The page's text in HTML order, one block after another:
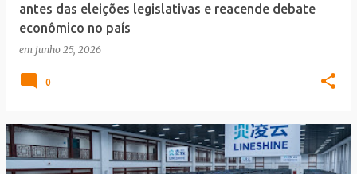
antes das eleições legislativas e reacende debate
econômico no país
em junho 25, 2026
0